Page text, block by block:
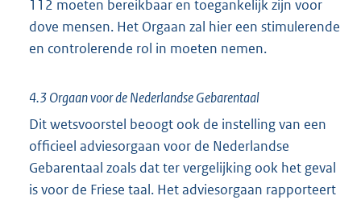
112 moeten bereikbaar en toegankelijk zijn voor
dove mensen. Het Orgaan zal hier een stimulerende
en controlerende rol in moeten nemen.
4.3 Orgaan voor de Nederlandse Gebarentaal
Dit wetsvoorstel beoogt ook de instelling van een
officieel adviesorgaan voor de Nederlandse
Gebarentaal zoals dat ter vergelijking ook het geval
is voor de Friese taal. Het adviesorgaan rapporteert